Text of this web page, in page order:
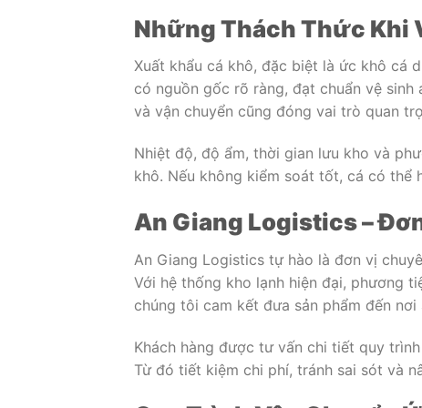
Những Thách Thức Khi
Xuất khẩu cá khô, đặc biệt là ức khô cá
có nguồn gốc rõ ràng, đạt chuẩn vệ
và vận chuyển cũng đóng vai trò quan
Nhiệt độ, độ ẩm, thời gian lưu kho và
khô. Nếu không kiểm soát tốt, cá có thể
An Giang Logistics –
An Giang Logistics tự hào là đơn vị
Với hệ thống kho lạnh hiện đại, phương
chúng tôi cam kết đưa sản phẩm đến
Khách hàng được tư vấn chi tiết quy
Từ đó tiết kiệm chi phí, tránh sai sót và